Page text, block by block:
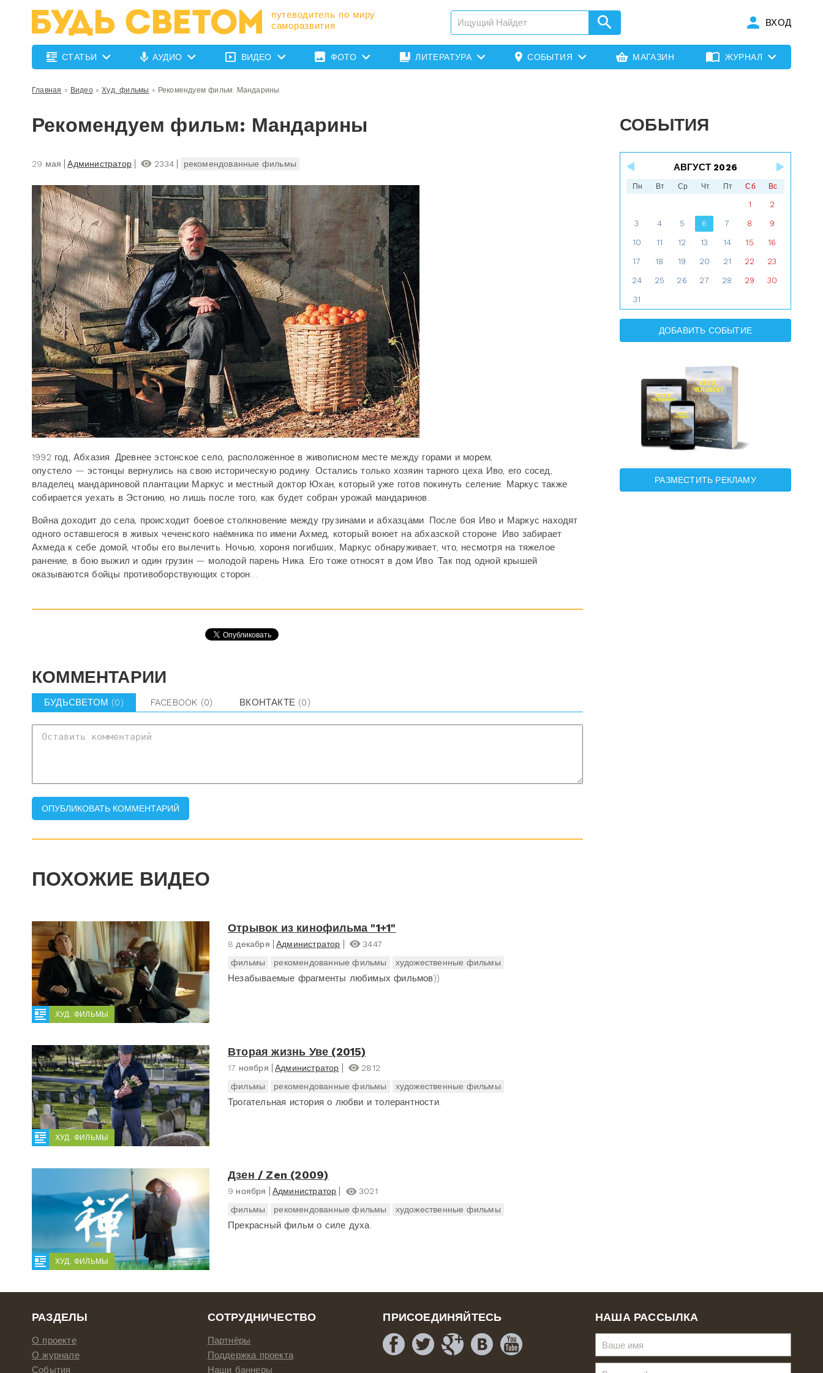
путеводитель по миру
саморазвития
ВХОД
СТАТЬИ АУДИО ВИДЕО ФОТО ЛИТЕРАТУРА СОБЫТИЯ МАГАЗИН ЖУРНАЛ
Главная » Видео» Худ. фильмы » Рекомендуем фильм: Мандарины
Рекомендуем фильм: Мандарины
29 мая Администратор 2334 рекомендованные фильмы
1992 год, Абхазия. Древнее эстонское село, расположенное в живописном месте между горами и морем,
опустело — эстонцы вернулись на свою историческую родину. Остались только хозяин тарного цеха Иво, его сосед,
владелец мандариновой плантации Маркус и местный доктор Юхан, который уже готов покинуть селение. Маркус также
собирается уехать в Эстонию, но лишь после того, как будет собран урожай мандаринов.
Война доходит до села, происходит боевое столкновение между грузинами и абхазцами. После боя Иво и Маркус находят
одного оставшегося в живых чеченского наёмника по имени Ахмед, который воюет на абхазской стороне. Иво забирает
Ахмеда к себе домой, чтобы его вылечить. Ночью, хороня погибших, Маркус обнаруживает, что, несмотря на тяжелое
ранение, в бою выжил и один грузин — молодой парень Ника. Его тоже относят в дом Иво. Так под одной крышей
оказываются бойцы противоборствующих сторон…
КОММЕНТАРИИ
БУДЬСВЕТОМ (0) FACEBOOK (0) ВКОНТАКТЕ (0)
ПОХОЖИЕ ВИДЕО
ХУД. ФИЛЬМЫ
Отрывок из кинофильма "1+1"
8 декабря Администратор
3447
фильмы
рекомендованные фильмы художественные фильмы
Незабываемые фрагменты любимых фильмов))
ХУД. ФИЛЬМЫ
Вторая жизнь Уве (2015)
17 ноября Администратор
2812
фильмы
рекомендованные фильмы художественные фильмы
Трогательная история о любви и толерантности.
ХУД. ФИЛЬМЫ
Дзен / Zen (2009)
9 ноября Администратор
3021
фильмы
рекомендованные фильмы художественные фильмы
Прекрасный фильм о силе духа.
СОБЫТИЯ
АВГУСТ 2026
Пн Вт Ср Чт Пт Сб Вс
1 2
3 4 5 6 7 8 9
10 11 12 13 14 15 16
17 18 19 20 21 22 23
24 25 26 27 28 29 30
31
ДОБАВИТЬ СОБЫТИЕ
РАЗМЕСТИТЬ РЕКЛАМУ
РАЗДЕЛЫ
О проекте
О журнале
События
СОТРУДНИЧЕСТВО
Партнёры
Поддержка проекта
Наши баннеры
ПРИСОЕДИНЯЙТЕСЬ НАША РАССЫЛКА